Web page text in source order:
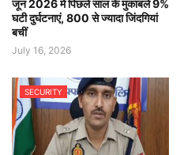
जून 2026 में पिछले साल के मुकाबले 9%
घटी दुर्घटनाएं, 800 से ज्यादा जिंदगियां
बचीं
July 16, 2026
SECURITY